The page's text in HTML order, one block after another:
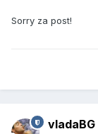
Sorry za post!
vladaBG